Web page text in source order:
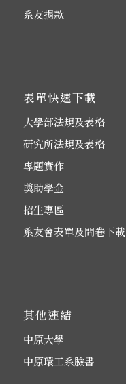
系友捐款
表單快速下載
大學部法規及表格
研究所法規及表格
專題實作
獎助學金
招生專區
系友會表單及問卷下載
其他連結
中原大學
中原環工系臉書